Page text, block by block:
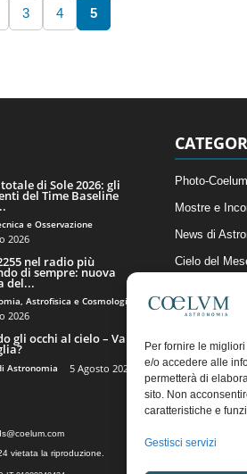
Per fornire le
e/o accedere alle
permetterà di
sito. Non
caratteristiche e
Gestisci servizi
3 4 5
di Sole 2026: gli
del Time Baseline
e Osservazione
2026
nel radio più
di sempre: nuova
del...
Astrofisica e Cosmologia
2026
gli occhi al cielo – Vale
Astronomia 5 Agosto 2026
Photo-Coelum
Mostre e
News di
Cielo del
Articoli e
Il Blog della
vietata la riproduzione.